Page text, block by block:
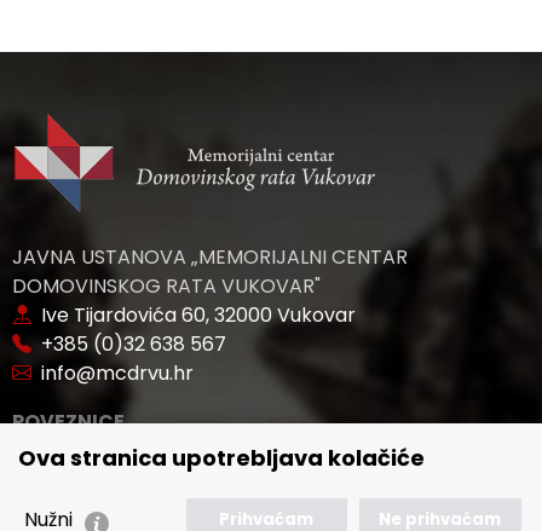
Ova stranica upotrebljava kolačiće
Nužni Prihvaćam Ne prihvaćam
JAVNA USTANOVA „MEMORIJALNI CENTAR
DOMOVINSKOG RATA VUKOVAR"
Ive Tijardovića 60, 32000 Vukovar
+385 (0)32 638 567
info@mcdrvu.hr
POVEZNICE
🢒 Novosti
🢒 Natječaji